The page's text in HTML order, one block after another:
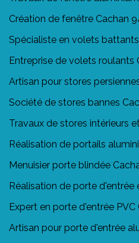
Création de fenêtre Cachan
Spécialiste en volets
Entreprise de volets roulants
Artisan pour stores
Société de stores bannes
Travaux de stores intérieurs
Réalisation de portails
Menuisier porte blindée
Réalisation de porte d'entrée
Expert en porte d'entrée
Artisan pour porte d'entrée